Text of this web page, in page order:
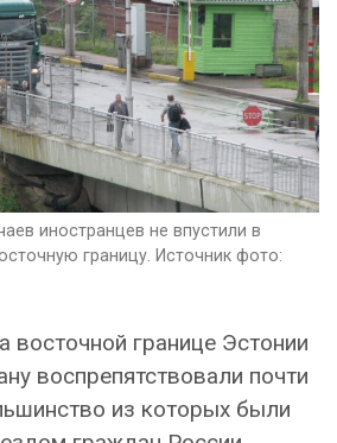
иностранцев не впустили в
границу. Источник фото:
восточной границе Эстонии
воспрепятствовали почти
из которых были